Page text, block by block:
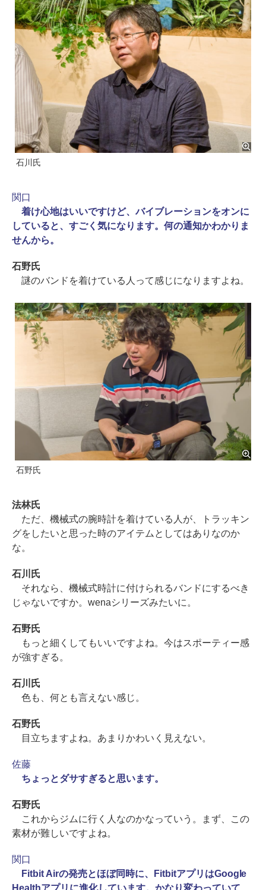
石川氏
関口
着け心地はいいですけど、バイブレーションをオンに
していると、すごく気になります。何の通知かわかりま
せんから。
石野氏
謎のバンドを着けている人って感じになりますよね。
石野氏
法林氏
ただ、機械式の腕時計を着けている人が、トラッキン
グをしたいと思った時のアイテムとしてはありなのか
な。
石川氏
それなら、機械式時計に付けられるバンドにするべき
じゃないですか。wenaシリーズみたいに。
石野氏
もっと細くしてもいいですよね。今はスポーティー感
が強すぎる。
石川氏
色も、何とも言えない感じ。
石野氏
目立ちますよね。あまりかわいく見えない。
佐藤
ちょっとダサすぎると思います。
石野氏
これからジムに行く人なのかなっていう。まず、この
素材が難しいですよね。
関口
Fitbit Airの発売とほぼ同時に、FitbitアプリはGoogle
Healthアプリに進化しています。かなり変わっていて、